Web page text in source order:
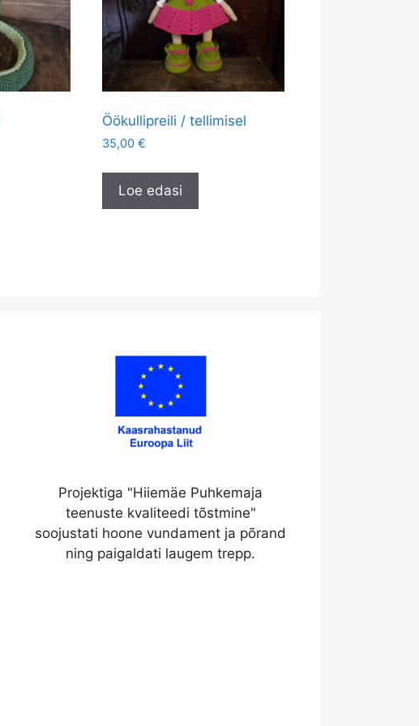
Öökullipreili / tellimisel
35,00 €
Loe edasi
Projektiga "Hiiemäe Puhkemaja
teenuste kvaliteedi tõstmine"
soojustati hoone vundament ja põrand
ning paigaldati laugem trepp.